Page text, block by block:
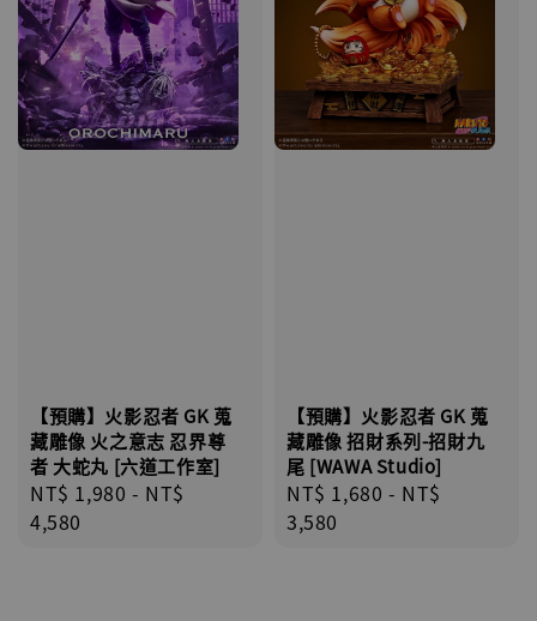
【預購】火影忍者 GK 蒐
藏雕像 火之意志 忍界尊
者 大蛇丸 [六道工作室]
Regular
price
NT$ 1,980 - NT$
4,580
【預購】火影忍者 GK 蒐
藏雕像 招財系列-招財九
尾 [WAWA Studio]
Regular
price
NT$ 1,680 - NT$
3,580